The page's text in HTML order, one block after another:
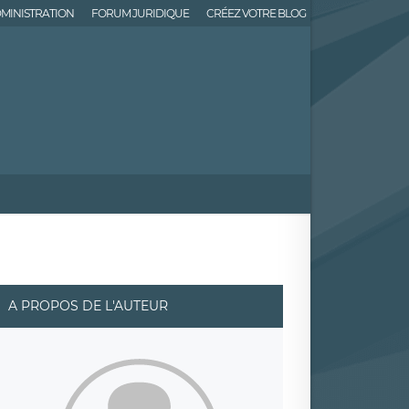
FORUM JURIDIQUE CRÉEZ VOTRE BLOG
A PROPOS DE L'AUTEUR